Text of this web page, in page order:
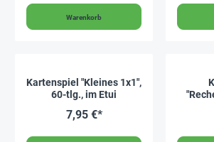
Warenkorb
Kartenspiel "Kleines 1x1",
60-tlg., im Etui
7,95 €*